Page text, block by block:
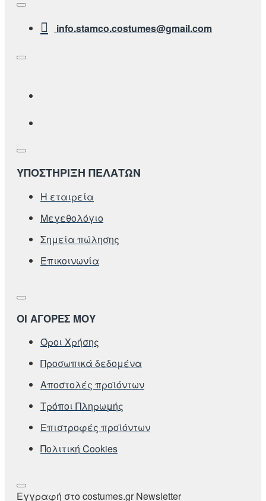
info.stamco.costumes@gmail.com
ΥΠΟΣΤΗΡΙΞΗ ΠΕΛΑΤΩΝ
Η εταιρεία
Μεγεθολόγιο
Σημεία πώλησης
Επικοινωνία
ΟΙ ΑΓΟΡΕΣ ΜΟΥ
Όροι Χρήσης
Προσωπικά δεδομένα
Αποστολές προϊόντων
Τρόποι Πληρωμής
Επιστροφές προϊόντων
Πολιτική Cookies
Εγγραφή στο costumes.gr Newsletter